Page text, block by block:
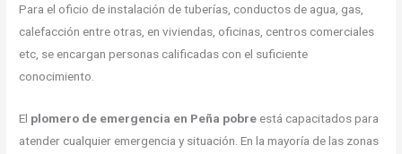
Para el oficio de instalación de tuberías, conductos de agua, gas,
calefacción entre otras, en viviendas, oficinas, centros comerciales
etc, se encargan personas calificadas con el suficiente
conocimiento.
El plomero de emergencia en Peña pobre está capacitados para
atender cualquier emergencia y situación. En la mayoría de las zonas